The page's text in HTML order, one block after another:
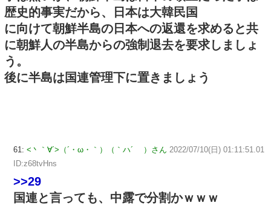
歴史的事実だから、日本は大韓民国
に向けて朝鮮半島の日本への返還を求めると共
に朝鮮人の半島からの強制退去を要求しましょ
う。
後に半島は国連管理下に置きましょう
61: <丶｀∀´>（´・ω・｀）（｀ハ´ ）さん 2022/07/10(日) 01:11:51.01
ID:z68tvHns
>>29
国連と言っても、中露で分割かｗｗｗ